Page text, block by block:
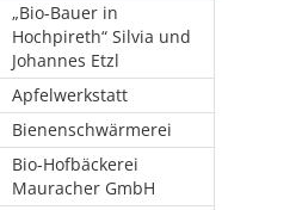
„Bio-Bauer in
Hochpireth“ Silvia und
Johannes Etzl
Apfelwerkstatt
Bienenschwärmerei
Bio-Hofbäckerei
Mauracher GmbH